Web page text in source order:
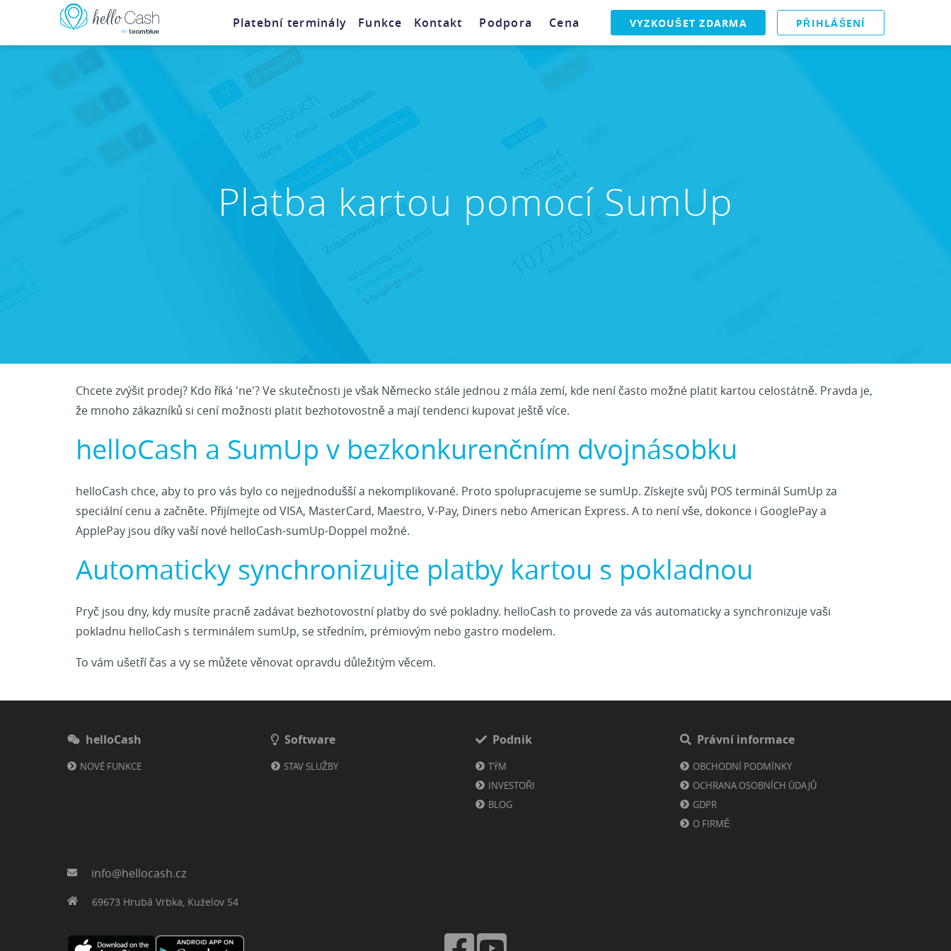
Platební terminály Funkce Kontakt Podpora Cena VYZKOUŠET ZDARMA PŘIHLÁŠENÍ
Platba kartou pomocí SumUp
Chcete zvýšit prodej? Kdo říká 'ne'? Ve skutečnosti je však Německo stále jednou z mála zemí, kde není často možné platit kartou celostátně. Pravda je,
že mnoho zákazníků si cení možnosti platit bezhotovostně a mají tendenci kupovat ještě více.
helloCash a SumUp v bezkonkurenčním dvojnásobku
helloCash chce, aby to pro vás bylo co nejjednodušší a nekomplikované. Proto spolupracujeme se sumUp. Získejte svůj POS terminál SumUp za
speciální cenu a začněte. Přijímejte od VISA, MasterCard, Maestro, V-Pay, Diners nebo American Express. A to není vše, dokonce i GooglePay a
ApplePay jsou díky vaší nové helloCash-sumUp-Doppel možné.
Automaticky synchronizujte platby kartou s pokladnou
Pryč jsou dny, kdy musíte pracně zadávat bezhotovostní platby do své pokladny. helloCash to provede za vás automaticky a synchronizuje vaši
pokladnu helloCash s terminálem sumUp, se středním, prémiovým nebo gastro modelem.
To vám ušetří čas a vy se můžete věnovat opravdu důležitým věcem.
helloCash
NOVÉ FUNKCE
Software
STAV SLUŽBY
Podnik
TÝM
INVESTOŘI
BLOG
Právní informace
OBCHODNÍ PODMÍNKY
OCHRANA OSOBNÍCH ÚDAJŮ
GDPR
O FIRMĚ
info@hellocash.cz
69673 Hrubá Vrbka, Kuželov 54